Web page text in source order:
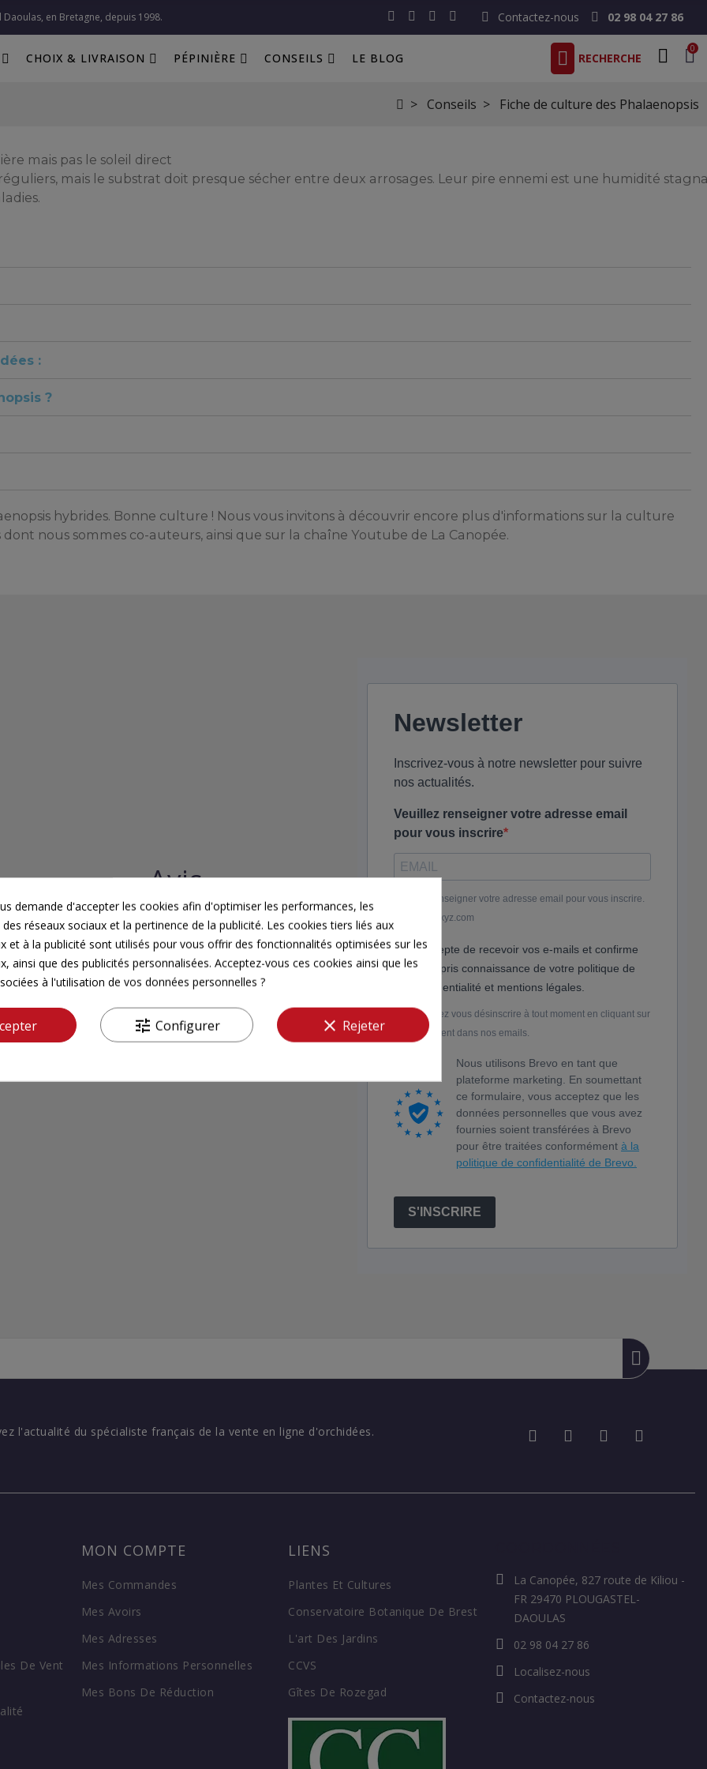
en Bretagne, depuis 1998.​ Contactez-nous 02 98 04 27 86
CHOIX & LIVRAISON PÉPINIÈRE CONSEILS LE BLOG
0
Conseils Fiche de culture des Phalaenopsis
mais pas le soleil direct
mais le substrat doit presque sécher entre deux arrosages. Leur pire ennemi est une humidité
:
?
hybrides. Bonne culture ! Nous vous invitons à découvrir encore plus d'informations sur la culture
nous sommes co-auteurs, ainsi que sur la chaîne Youtube de La Canopée.
Avis
Votre avis est précieux,
partagez votre expérience
4,7/5
Tous les avis ->
Newsletter
Inscrivez-vous à notre newsletter pour suivre
nos actualités.
Veuillez renseigner votre adresse email
pour vous inscrire
Veuillez renseigner votre adresse email pour vous inscrire.
Ex. : abc@xyz.com
J'accepte de recevoir vos e-mails et confirme
avoir pris connaissance de votre politique de
confidentialité et mentions légales.
Vous pouvez vous désinscrire à tout moment en cliquant sur
le lien présent dans nos emails.
Nous utilisons Brevo en tant que
plateforme marketing. En soumettant
ce formulaire, vous acceptez que les
données personnelles que vous avez
fournies soient transférées à Brevo
pour être traitées conformément à la
politique de confidentialité de Brevo.
S'INSCRIRE
l'actualité du spécialiste français de la vente en ligne d'orchidées.
De Vent
MON COMPTE
Mes Commandes
Mes Avoirs
Mes Adresses
Mes Informations Personnelles
Mes Bons De Réduction
LIENS
Plantes Et Cultures
Conservatoire Botanique De Brest
L'art Des Jardins
CCVS
Gîtes De Rozegad
La Canopée, 827 route de Kiliou -
FR 29470 PLOUGASTEL-
DAOULAS
02 98 04 27 86
Localisez-nous
Contactez-nous
demande d'accepter les cookies afin d'optimiser les performances, les
réseaux sociaux et la pertinence de la publicité. Les cookies tiers liés aux
et à la publicité sont utilisés pour vous offrir des fonctionnalités optimisées sur les
ainsi que des publicités personnalisées. Acceptez-vous ces cookies ainsi que les
à l'utilisation de vos données personnelles ?
tune Configurer clear Rejeter